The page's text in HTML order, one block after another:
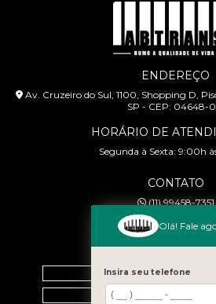
ENDEREÇO
Av. Cruzeiro do Sul, 1100, Shopping D,
SP - CEP: 04648-
HORÁRIO DE
Segunda à Sexta: 9:00h
CONTATO
(11) 99458-7351
Home
Empresa
Olá! Fale
Insira seu telefone